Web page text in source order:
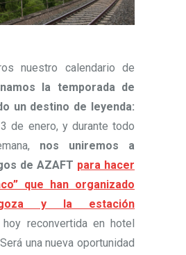
nuestro calendario de
la temporada de
un destino de leyenda:
de enero, y durante todo
nos uniremos a
de AZAFT para hacer
que han organizado
y la estación
hoy reconvertida en hotel
una nueva oportunidad